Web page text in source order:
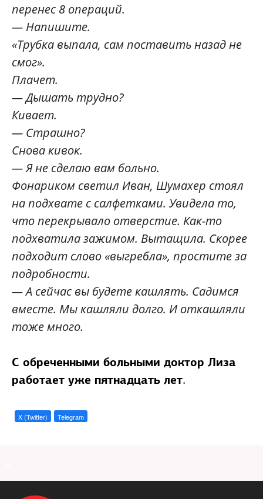
перенес 8 операций.
— Напишите.
«Трубка выпала, сам поставить назад не
смог».
Плачет.
— Дышать трудно?
Кивает.
— Страшно?
Снова кивок.
— Я не сделаю вам больно.
Фонариком светил Иван, Шумахер стоял
на подхвате с салфетками. Увидела то,
что перекрывало отверстие. Как-то
подхватила зажимом. Вытащила. Скорее
подходит слово «выгребла», простите за
подробности.
— А сейчас вы будете кашлять. Садимся
вместе. Мы кашляли долго. И откашляли
тоже много.
С обреченными больными доктор Лиза
работает уже пятнадцать лет.
X (Twitter) Telegram